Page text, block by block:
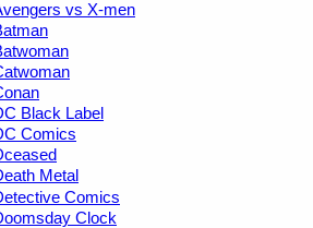
vs X-men
Black Label
Comics
Metal
Comics
Clock